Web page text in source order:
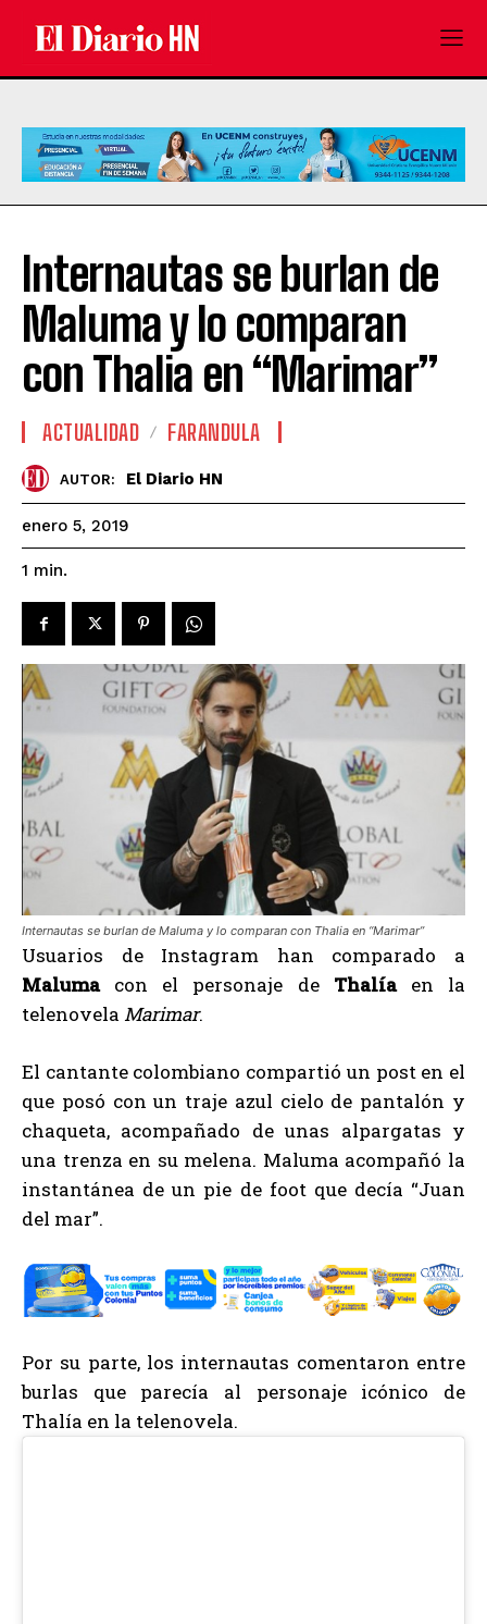
Internautas se burlan de
Maluma y lo comparan
con Thalia en “Marimar”
ACTUALIDAD FARANDULA
AUTOR: El Diario HN
enero 5, 2019
1 min.
Internautas se burlan de Maluma y lo comparan con Thalia en “Marimar”
Usuarios de Instagram han comparado a
Malumacon el personaje de Thalíaen la
telenovela Marimar.
El cantante colombiano compartió un post en el
que posó con un traje azul cielo de pantalón y
chaqueta, acompañado de unas alpargatas y
una trenza en su melena. Maluma acompañó la
instantánea de un pie de foot que decía “Juan
del mar”.
Por su parte, los internautas comentaron entre
burlas que parecía al personaje icónico de
Thalía en la telenovela.